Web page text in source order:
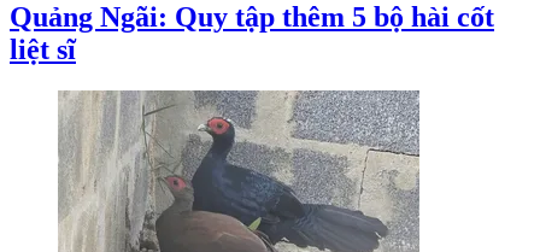
Quảng Ngãi: Quy tập thêm 5 bộ hài cốt
liệt sĩ